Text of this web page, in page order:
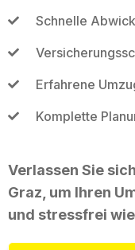
Schnelle
Erfahrene
Komplette
Verlassen Sie
Graz, um Ihren
und stressfrei